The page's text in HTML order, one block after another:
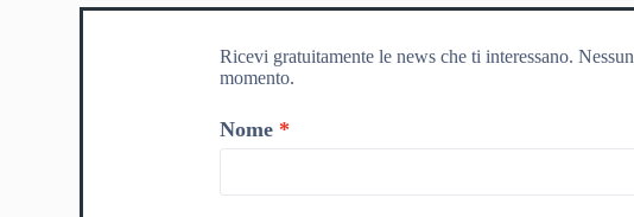
Ricevi gratuitamente le news che ti interessano.
momento.
Nome